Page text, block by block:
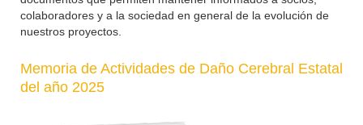
colaboradores y a la sociedad en general de la evolución de
nuestros proyectos.
Memoria de Actividades de Daño Cerebral Estatal
del año 2025